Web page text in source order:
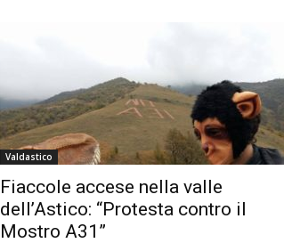
Valdastico
Fiaccole accese nella valle
dell’Astico: “Protesta contro il
Mostro A31”